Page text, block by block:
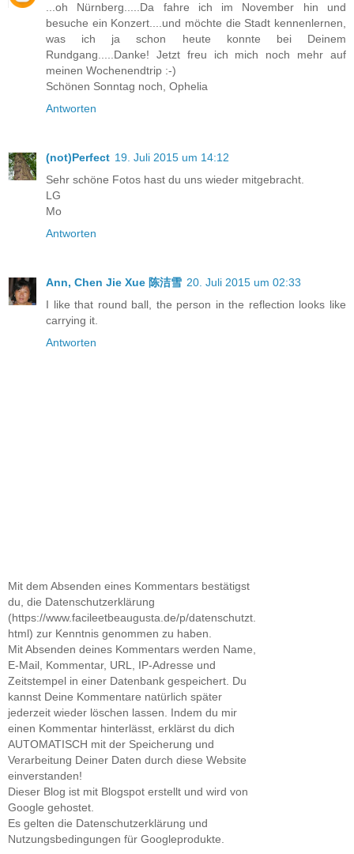
...oh Nürnberg.....Da fahre ich im November hin und
besuche ein Konzert....und möchte die Stadt kennenlernen,
was ich ja schon heute konnte bei Deinem
Rundgang.....Danke! Jetzt freu ich mich noch mehr auf
meinen Wochenendtrip :-)
Schönen Sonntag noch, Ophelia
Antworten
(not)Perfect 19. Juli 2015 um 14:12
Sehr schöne Fotos hast du uns wieder mitgebracht.
LG
Mo
Antworten
Ann, Chen Jie Xue 陈洁雪 20. Juli 2015 um 02:33
I like that round ball, the person in the reflection looks like
carrying it.
Antworten
Mit dem Absenden eines Kommentars bestätigst
du, die Datenschutzerklärung
(https://www.facileetbeaugusta.de/p/datenschutzt.
html) zur Kenntnis genommen zu haben.
Mit Absenden deines Kommentars werden Name,
E-Mail, Kommentar, URL, IP-Adresse und
Zeitstempel in einer Datenbank gespeichert. Du
kannst Deine Kommentare natürlich später
jederzeit wieder löschen lassen. Indem du mir
einen Kommentar hinterlässt, erklärst du dich
AUTOMATISCH mit der Speicherung und
Verarbeitung Deiner Daten durch diese Website
einverstanden!
Dieser Blog ist mit Blogspot erstellt und wird von
Google gehostet.
Es gelten die Datenschutzerklärung und
Nutzungsbedingungen für Googleprodukte.